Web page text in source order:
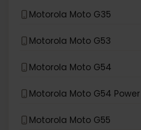
Motorola Moto G35
Motorola Moto G53
Motorola Moto G54
Motorola Moto G54 Power
Motorola Moto G55